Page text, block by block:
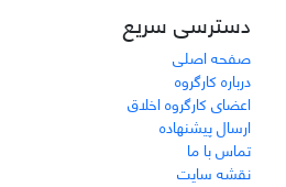
دسترسی سریع
صفحه اصلی
درباره کارگروه
اعضای کارگروه اخلاق
ارسال پیشنهاده
تماس با ما
نقشه سایت